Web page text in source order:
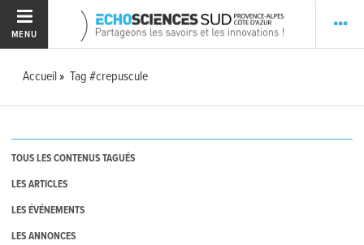
MENU
Accueil Tag #crepuscule
TOUS LES CONTENUS TAGUÉS
LES ARTICLES
LES ÉVÉNEMENTS
LES ANNONCES